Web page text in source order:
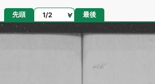
先頭 ページ 最後